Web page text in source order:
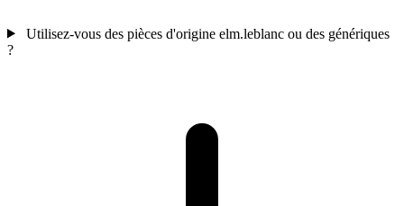
Utilisez-vous des pièces d'origine elm.leblanc ou des génériques
?